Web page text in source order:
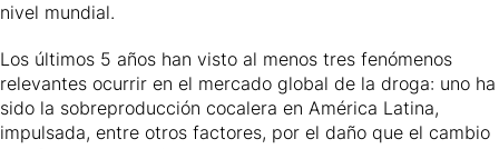
nivel mundial.
Los últimos 5 años han visto al menos tres fenómenos
relevantes ocurrir en el mercado global de la droga: uno ha
sido la sobreproducción cocalera en América Latina,
impulsada, entre otros factores, por el daño que el cambio